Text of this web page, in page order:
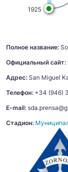
1925
Полное название:
Официальный сайт:
Адрес: San Miguel
Телефон: +34 (946)
E-mail:
Стадион: